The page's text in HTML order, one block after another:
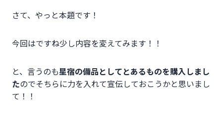
さて、やっと本題です！
今回はですね少し内容を変えてみます！！
と、言うのも星宿の備品としてとあるものを購入しまし
たのでそちらに力を入れて宣伝しておこうかと思いまし
て！！